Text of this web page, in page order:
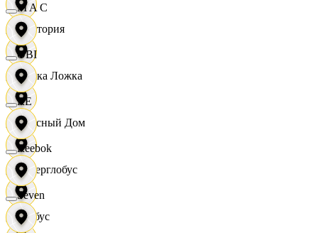
Виктория
Вилка Ложка
Вкусный Дом
Гиперглобус
Глобус
M A C
OBI
RE
Reebok
Seven